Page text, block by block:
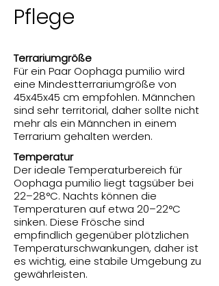
Pflege
Terrariumgröße
Für ein Paar Oophaga pumilio wird
eine Mindestterrariumgröße von
45x45x45 cm empfohlen. Männchen
sind sehr territorial, daher sollte nicht
mehr als ein Männchen in einem
Terrarium gehalten werden.
Temperatur
Der ideale Temperaturbereich für
Oophaga pumilio liegt tagsüber bei
22–28°C. Nachts können die
Temperaturen auf etwa 20–22°C
sinken. Diese Frösche sind
empfindlich gegenüber plötzlichen
Temperaturschwankungen, daher ist
es wichtig, eine stabile Umgebung zu
gewährleisten.